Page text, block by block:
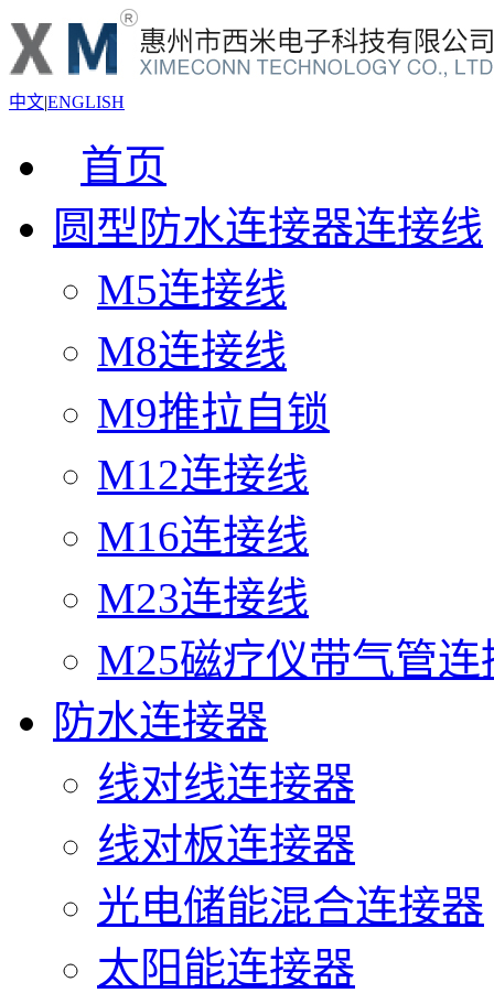
中文|ENGLISH
首页
圆型防水连接器连接线
M5连接线
M8连接线
M9推拉自锁
M12连接线
M16连接线
M23连接线
M25磁疗仪带气管连
防水连接器
线对线连接器
线对板连接器
光电储能混合连接器
太阳能连接器